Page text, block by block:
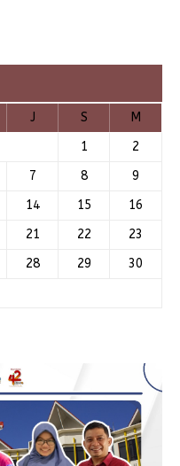
J S
M
1
2
7 8
9
14 15
16
21 22
23
28 29
30